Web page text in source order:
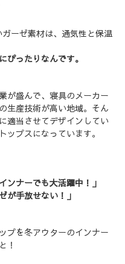
ーゼ素材は、通気性と保温
ぴったりなんです。
が盛んで、寝具のメーカー
生産技術が高い地域。そん
適当させてデザインしてい
ップスになっています。
ンナーでも大活躍中！」
が手放せない！」
プを冬アウターのインナー
！